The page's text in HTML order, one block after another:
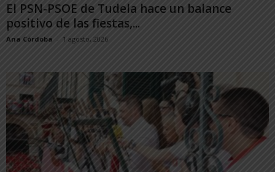
El PSN-PSOE de Tudela hace un balance
positivo de las fiestas,...
Ana Córdoba - 1 agosto, 2026